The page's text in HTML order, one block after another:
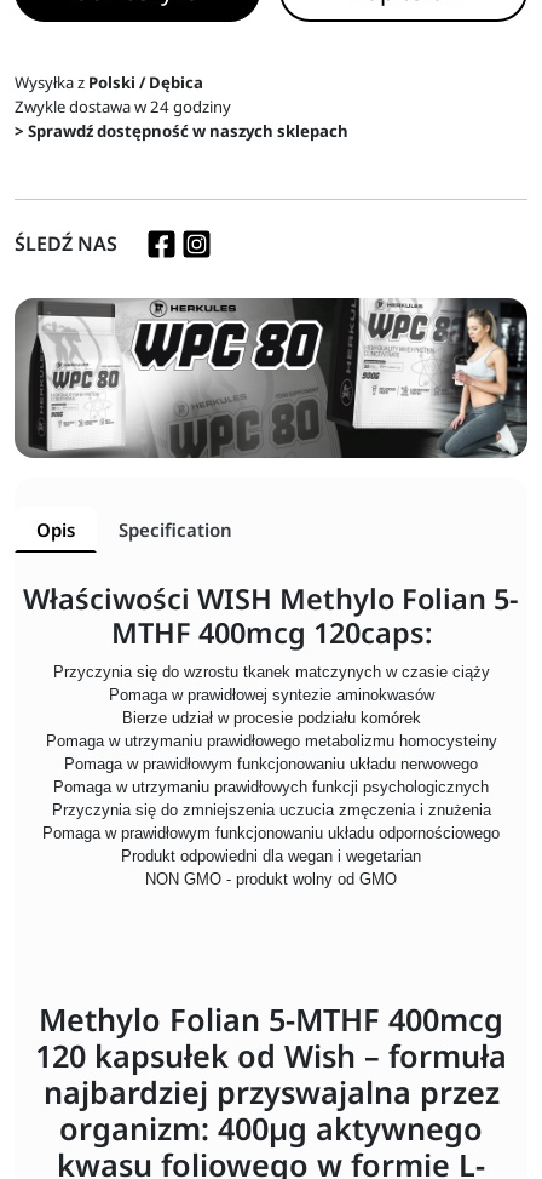
Wysyłka z Polski / Dębica
Zwykle dostawa w 24 godziny
> Sprawdź dostępność w naszych sklepach
ŚLEDŹ NAS
Opis Specification
Właściwości WISH Methylo Folian 5-
MTHF 400mcg 120caps:
Przyczynia się do wzrostu tkanek matczynych w czasie ciąży
Pomaga w prawidłowej syntezie aminokwasów
Bierze udział w procesie podziału komórek
Pomaga w utrzymaniu prawidłowego metabolizmu homocysteiny
Pomaga w prawidłowym funkcjonowaniu układu nerwowego
Pomaga w utrzymaniu prawidłowych funkcji psychologicznych
Przyczynia się do zmniejszenia uczucia zmęczenia i znużenia
Pomaga w prawidłowym funkcjonowaniu układu odpornościowego
Produkt odpowiedni dla wegan i wegetarian
NON GMO - produkt wolny od GMO
Methylo Folian 5-MTHF 400mcg
120 kapsułek od Wish – formuła
najbardziej przyswajalna przez
organizm: 400µg aktywnego
kwasu foliowego w formie L-